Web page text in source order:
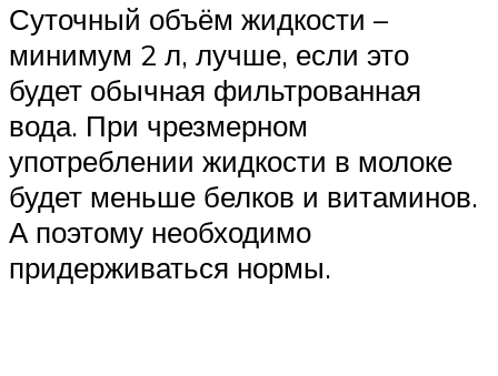
Суточный объём жидкости –
минимум 2 л, лучше, если это
будет обычная фильтрованная
вода. При чрезмерном
употреблении жидкости в молоке
будет меньше белков и витаминов.
А поэтому необходимо
придерживаться нормы.